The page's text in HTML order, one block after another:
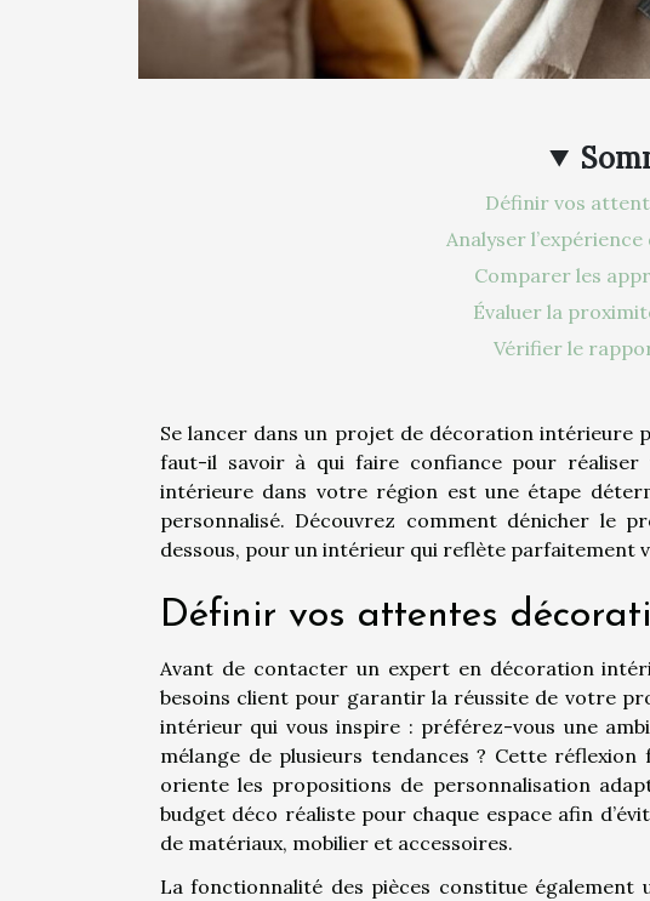
Définir vos
Analyser
Comparer les
Évaluer la
Vérifier le
Se lancer dans un projet de décoration intérieure
faut-il savoir à qui faire confiance pour réaliser
intérieure dans votre région est une étape
personnalisé. Découvrez comment dénicher le
dessous, pour un intérieur qui reflète parfaitement
Définir vos attentes
Avant de contacter un expert en décoration
besoins client pour garantir la réussite de votre
intérieur qui vous inspire : préférez-vous une
mélange de plusieurs tendances ? Cette
oriente les propositions de personnalisation
budget déco réaliste pour chaque espace afin
de matériaux, mobilier et accessoires.
La fonctionnalité des pièces constitue